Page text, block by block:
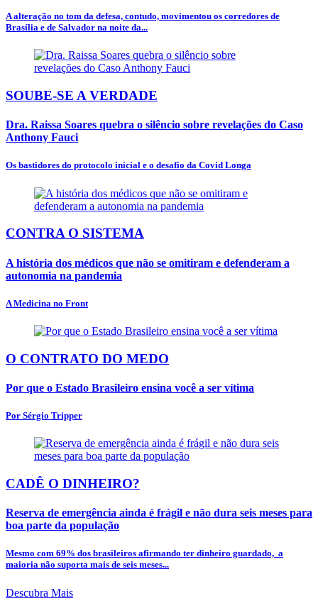
A alteração no tom da defesa, contudo, movimentou os corredores de
Brasília e de Salvador na noite da...
SOUBE-SE A VERDADE
Dra. Raissa Soares quebra o silêncio sobre revelações do Caso
Anthony Fauci
Os bastidores do protocolo inicial e o desafio da Covid Longa
CONTRA O SISTEMA
A história dos médicos que não se omitiram e defenderam a
autonomia na pandemia
A Medicina no Front
O CONTRATO DO MEDO
Por que o Estado Brasileiro ensina você a ser vítima
Por Sérgio Tripper
CADÊ O DINHEIRO?
Reserva de emergência ainda é frágil e não dura seis meses para
boa parte da população
Mesmo com 69% dos brasileiros afirmando ter dinheiro guardado, a
maioria não suporta mais de seis meses...
Descubra Mais